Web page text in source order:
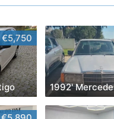
€5,750